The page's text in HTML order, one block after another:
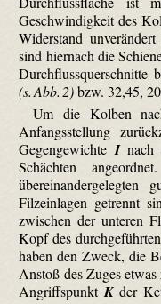
Geschwindigkeit des
Widerstand
sind hiernach die
Durchflussquerschnitte
(s. Abb. 2)bzw. 32,45,
Um die Kolben
Anfangsstellung
Gegengewichte Inach
Schächten
übereinandergelegten
Filzeinlagen getrennt
zwischen der unteren
Kopf des
haben den Zweck, die
Anstoß des Zuges
Angriffspunkt Kder